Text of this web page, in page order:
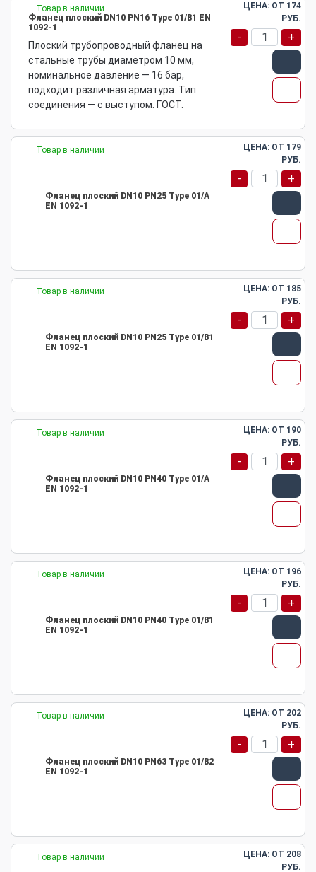
Товар в наличии
Фланец плоский DN10 PN16 Type 01/B1 EN
1092-1
Плоский трубопроводный фланец на
стальные трубы диаметром 10 мм,
номинальное давление — 16 бар,
подходит различная арматура. Тип
соединения — с выступом. ГОСТ.
ЦЕНА: ОТ 174
РУБ.
- +
Товар в наличии
Фланец плоский DN10 PN25 Type 01/A
EN 1092-1
ЦЕНА: ОТ 179
РУБ.
- +
Товар в наличии
Фланец плоский DN10 PN25 Type 01/B1
EN 1092-1
ЦЕНА: ОТ 185
РУБ.
- +
Товар в наличии
Фланец плоский DN10 PN40 Type 01/A
EN 1092-1
ЦЕНА: ОТ 190
РУБ.
- +
Товар в наличии
Фланец плоский DN10 PN40 Type 01/B1
EN 1092-1
ЦЕНА: ОТ 196
РУБ.
- +
Товар в наличии
Фланец плоский DN10 PN63 Type 01/B2
EN 1092-1
ЦЕНА: ОТ 202
РУБ.
- +
Товар в наличии ЦЕНА: ОТ 208
РУБ.